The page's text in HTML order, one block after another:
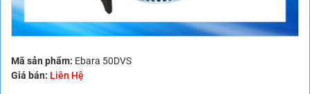
Mã sản phẩm: Ebara 50DVS
Giá bán: Liên Hệ